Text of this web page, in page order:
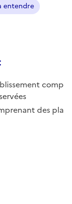
entendre
comp
des pla